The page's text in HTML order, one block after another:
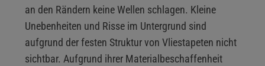
an den Rändern keine Wellen schlagen. Kleine
Unebenheiten und Risse im Untergrund sind
aufgrund der festen Struktur von Vliestapeten nicht
sichtbar. Aufgrund ihrer Materialbeschaffenheit